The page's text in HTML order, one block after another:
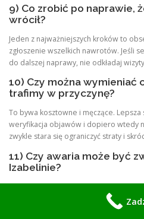
9) Co zrobić po naprawie,
wrócił?
Jeden z najważniejszych kroków to
zgłoszenie wszelkich nawrotów. Jeśli
do dalszej naprawy, nie odkładaj
10) Czy można wymieniać
trafimy w przyczynę?
To bywa kosztowne i męczące.
weryfikacja objawów i dopiero wtedy
zwykle stara się ograniczyć straty i
11) Czy awaria może być
Izabelinie?
Tak. Wilgoć, różnice temperatury,
styki, czujniki i pracę układów. Po
wykonać sprawdzenie elektryki i